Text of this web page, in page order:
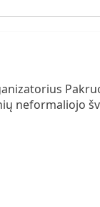
neformaliojo